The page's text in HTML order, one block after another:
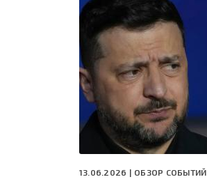
13.06.2026 | ОБЗОР СОБЫТИЙ